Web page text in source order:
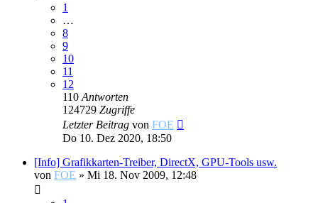
1
…
8
9
10
11
12
110 Antworten
124729 Zugriffe
Letzter Beitrag von FOE
Do 10. Dez 2020, 18:50
[Info] Grafikkarten-Treiber, DirectX, GPU-Tools usw.
von FOE » Mi 18. Nov 2009, 12:48